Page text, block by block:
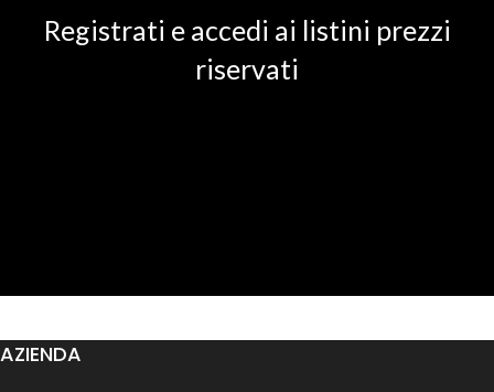
Registrati e accedi ai listini prezzi
riservati
AZIENDA